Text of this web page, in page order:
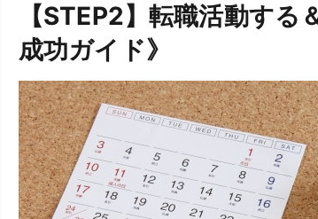
【STEP2】転職活動す
成功ガイド》